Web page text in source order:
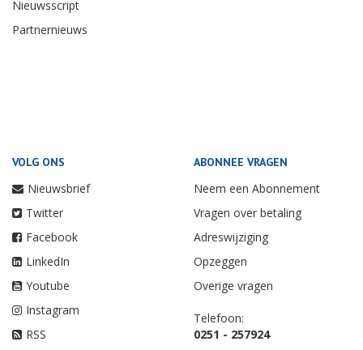
Nieuwsscript
Partnernieuws
VOLG ONS
Nieuwsbrief
Twitter
Facebook
LinkedIn
Youtube
Instagram
RSS
ABONNEE VRAGEN
Neem een Abonnement
Vragen over betaling
Adreswijziging
Opzeggen
Overige vragen
Telefoon:
0251 - 257924